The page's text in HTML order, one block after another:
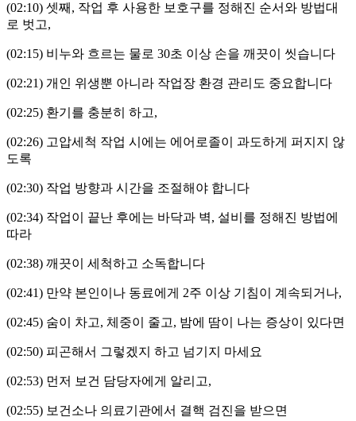
(02:10) 셋째 , 작업 후 사용한 보호구를 정해진 순서와 방법대
로 벗고,
(02:15) 비누와 흐르는 물로 30초 이상 손을 깨끗이 씻습니다
(02:21) 개인 위생뿐 아니라 작업장 환경 관리도 중요합니다
(02:25) 환기를 충분히 하고,
(02:26) 고압세척 작업 시에는 에어로졸이 과도하게 퍼지지 않
도록
(02:30) 작업 방향과 시간을 조절해야 합니다
(02:34) 작업이 끝난 후에는 바닥과 벽, 설비를 정해진 방법에
따라
(02:38) 깨끗이 세척하고 소독합니다
(02:41) 만약 본인이나 동료에게 2주 이상 기침이 계속되거나,
(02:45) 숨이 차고, 체중이 줄고, 밤에 땀이 나는 증상이 있다면
(02:50) 피곤해서 그렇겠지 하고 넘기지 마세요
(02:53) 먼저 보건 담당자에게 알리고,
(02:55) 보건소나 의료기관에서 결핵 검진을 받으면